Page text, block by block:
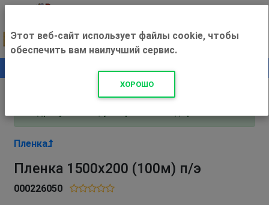
+500 ₽
Внимание! С 3 августа магазин работает по
Пленка
Пленка 1500х200 (100м) п/э
000226050
Этот веб-сайт использует файлы cookie, чтобы
обеспечить вам наилучший сервис.
ХОРОШО